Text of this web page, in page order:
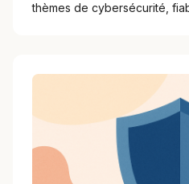
thèmes de cybersécurité,